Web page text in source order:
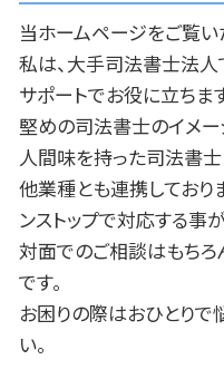
当ホームページをご覧い
私は、大手司法書士法
サポートでお役に立ちま
堅めの司法書士のイメー
人間味を持った司法書士
他業種とも連携しており
ンストップで対応する事
対面でのご相談はもちろ
です。
お困りの際はおひとり
い。